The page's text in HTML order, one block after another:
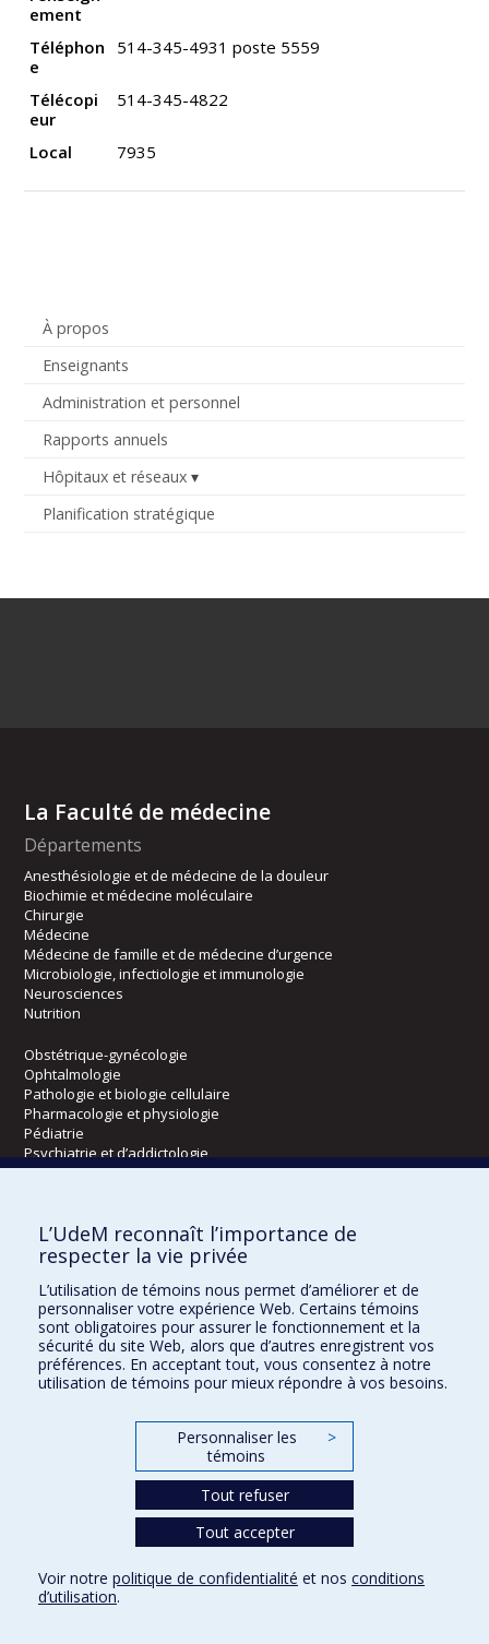
À propos
Enseignants
Administration et personnel
Rapports annuels
Hôpitaux et réseaux
Planification stratégique
ement
Téléphon
e
514-345-4931 poste 5559
Télécopi
eur
514-345-4822
Local 7935
La Faculté de médecine
Départements
Anesthésiologie et de médecine de la douleur
Biochimie et médecine moléculaire
Chirurgie
Médecine
Médecine de famille et de médecine d’urgence
Microbiologie, infectiologie et immunologie
Neurosciences
Nutrition
Obstétrique-gynécologie
Ophtalmologie
Pathologie et biologie cellulaire
Pharmacologie et physiologie
Pédiatrie
Psychiatrie et d’addictologie
Radiologie, radio-oncologie et médecine nucléaire
Écoles
Orthophonie et audiologie
Réadaptation
Directions
Confidentialité Conditions d’utilisation Paramètres des témoins
L’UdeM reconnaît l’importance de
respecter la vie privée
L’utilisation de témoins nous permet d’améliorer et de
personnaliser votre expérience Web. Certains témoins
sont obligatoires pour assurer le fonctionnement et la
sécurité du site Web, alors que d’autres enregistrent vos
préférences. En acceptant tout, vous consentez à notre
utilisation de témoins pour mieux répondre à vos besoins.
Personnaliser les
témoins
>
Tout refuser
Tout accepter
Voir notre politique de confidentialité et nos conditions
d’utilisation.